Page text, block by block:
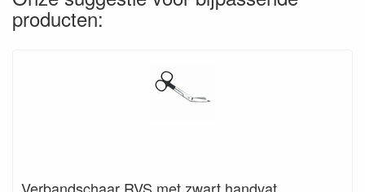
producten: